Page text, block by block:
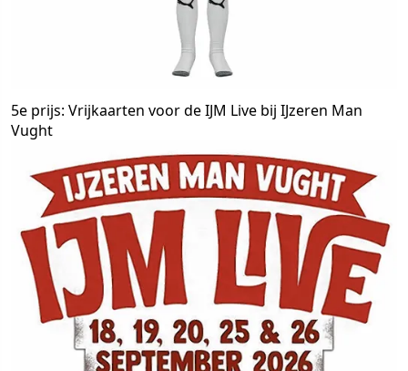
5e prijs: Vrijkaarten voor de IJM Live bij IJzeren Man
Vught